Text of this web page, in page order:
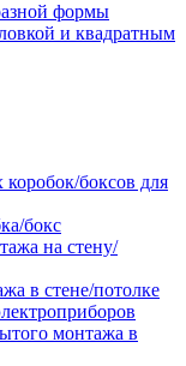
формы
и квадратным
боксов для
бокс
на стену/
в стене/потолке
монтажа в